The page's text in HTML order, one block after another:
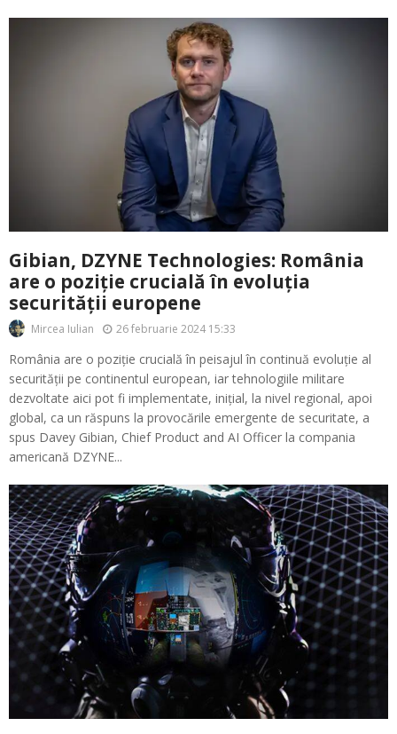
Gibian, DZYNE Technologies: România
are o poziție crucială în evoluția
securității europene
Mircea Iulian 26 februarie 2024 15:33
România are o poziție crucială în peisajul în continuă evoluție al
securității pe continentul european, iar tehnologiile militare
dezvoltate aici pot fi implementate, inițial, la nivel regional, apoi
global, ca un răspuns la provocările emergente de securitate, a
spus Davey Gibian, Chief Product and AI Officer la compania
americană DZYNE...